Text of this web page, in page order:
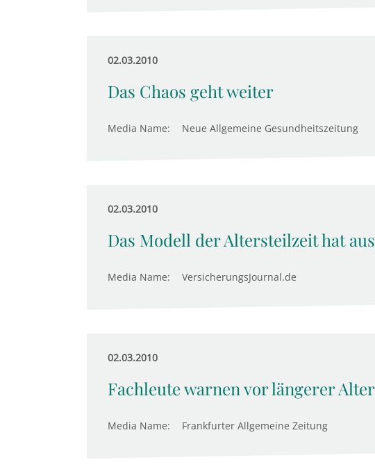
02.03.2010
Das Chaos geht weiter
Media Name: Neue Allgemeine Gesundheitszeitung
02.03.2010
Das Modell der Altersteilzeit hat
Media Name: VersicherungsJournal.de
02.03.2010
Fachleute warnen vor längerer
Media Name: Frankfurter Allgemeine Zeitung